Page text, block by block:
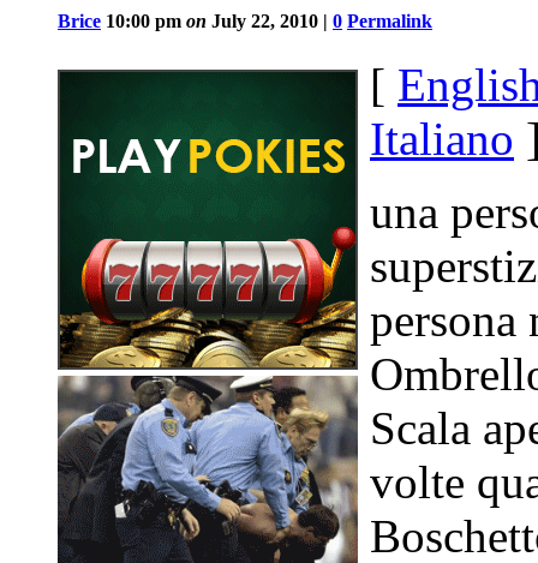
Brice 10:00 pm on July 22, 2010 | 0 Permalink
[
Italiano
una
persona
Scala
volte